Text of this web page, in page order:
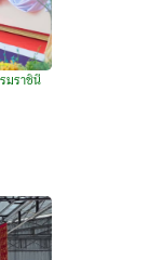
มราชินี